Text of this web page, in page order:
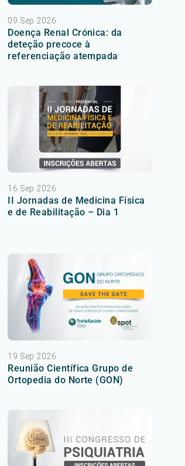
09 Sep 2026
Doença Renal Crónica: da
deteção precoce à
referenciação atempada
16 Sep 2026
II Jornadas de Medicina Física
e de Reabilitação – Dia 1
19 Sep 2026
Reunião Científica Grupo de
Ortopedia do Norte (GON)